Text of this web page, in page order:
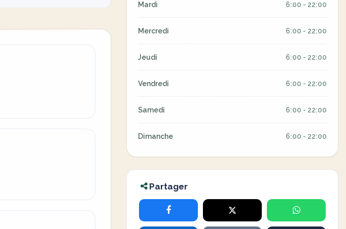
Mardi 6:00 - 22:00
Mercredi 6:00 - 22:00
Jeudi 6:00 - 22:00
Vendredi 6:00 - 22:00
Samedi 6:00 - 22:00
Dimanche 6:00 - 22:00
Partager